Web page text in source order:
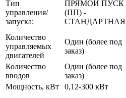
Тип
управления/
запуска:
ПРЯМОЙ ПУСК
(ПП) -
СТАНДАРТНАЯ
Количество
управляемых
двигателей
Один (более под
заказ)
Количество
вводов
Один (более под
заказ)
Мощность, кВт
0,12-300 кВт